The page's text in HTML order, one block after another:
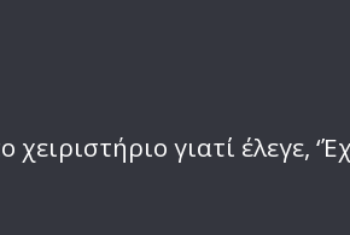
γιατί έλεγε,